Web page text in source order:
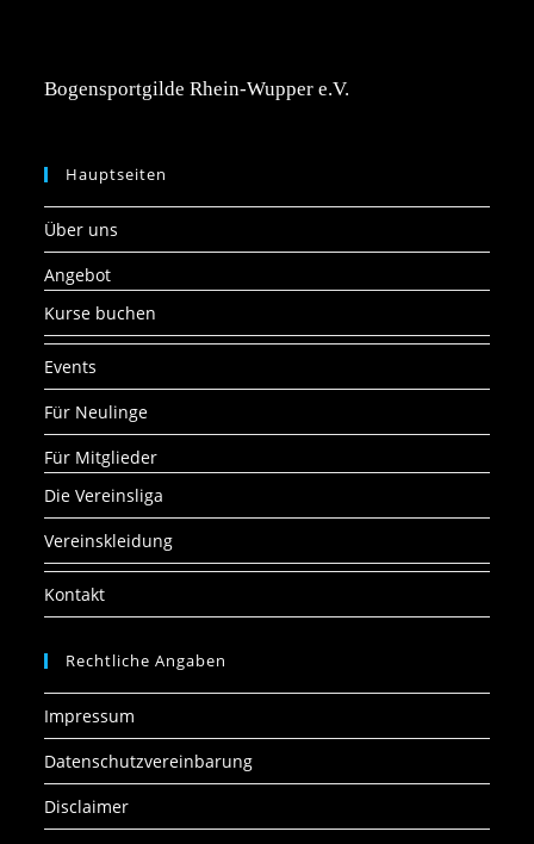
Bogensportgilde Rhein-Wupper e.V.
Hauptseiten
Über uns
Angebot
Kurse buchen
Events
Für Neulinge
Für Mitglieder
Die Vereinsliga
Vereinskleidung
Kontakt
Rechtliche Angaben
Impressum
Datenschutzvereinbarung
Disclaimer